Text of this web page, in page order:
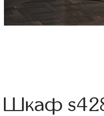
Шкаф